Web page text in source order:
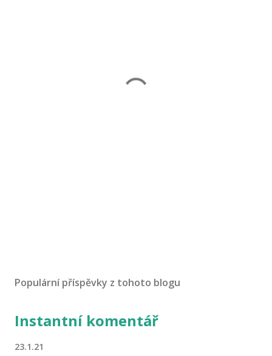
Populární příspěvky z tohoto blogu
Instantní komentář
23.1.21